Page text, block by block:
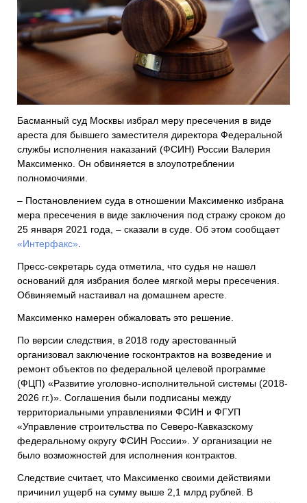
Басманный суд Москвы избрал меру пресечения в виде
ареста для бывшего заместителя директора Федеральной
службы исполнения наказаний (ФСИН) России Валерия
Максименко. Он обвиняется в злоупотреблении
полномочиями.
– Постановлением суда в отношении Максименко избрана
мера пресечения в виде заключения под стражу сроком до
25 января 2021 года, – сказали в суде. Об этом сообщает
«Интерфакс»
Пресс-секретарь суда отметила, что судья не нашел
оснований для избрания более мягкой меры пресечения.
Обвиняемый настаивал на домашнем аресте.
Максименко намерен обжаловать это решение.
По версии следствия, в 2018 году арестованный
организовал заключение госконтрактов на возведение и
ремонт объектов по федеральной целевой программе
(ФЦП) «Развитие уголовно-исполнительной системы (2018-
2026 гг.)». Соглашения были подписаны между
территориальными управлениями ФСИН и ФГУП
«Управление строительства по Северо-Кавказскому
федеральному округу ФСИН России». У организации не
было возможностей для исполнения контрактов.
Следствие считает, что Максименко своими действиями
причинил ущерб на сумму выше 2,1 млрд рублей. В